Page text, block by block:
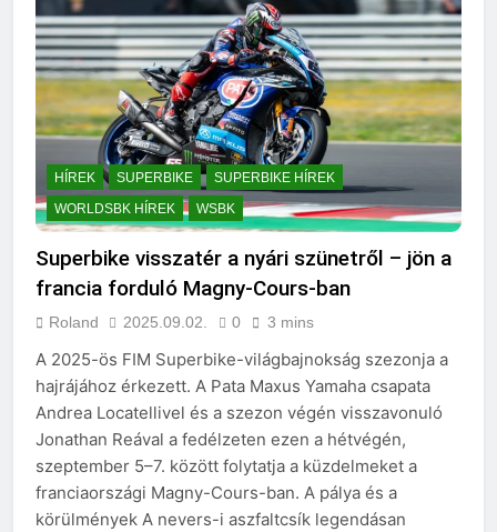
HÍREK SUPERBIKE
SUPERBIKE HÍREK
WORLDSBK HÍREK
WSBK
Superbike visszatér a nyári szünetről – jön a
francia forduló Magny-Cours-ban
Roland 2025.09.02. 0 3 mins
A 2025-ös FIM Superbike-világbajnokság szezonja a
hajrájához érkezett. A Pata Maxus Yamaha csapata
Andrea Locatellivel és a szezon végén visszavonuló
Jonathan Reával a fedélzeten ezen a hétvégén,
szeptember 5–7. között folytatja a küzdelmeket a
franciaországi Magny-Cours-ban. A pálya és a
körülmények A nevers-i aszfaltcsík legendásan